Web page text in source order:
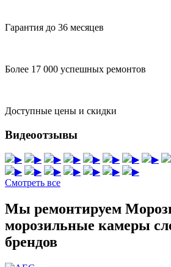
Гарантия до 36 месяцев
Более 17 000 успешных ремонтов
Доступные цены и скидки
Видеоотзывы
▶ ▶ ▶ ▶ ▶ ▶ ▶ ▶
▶
▶ ▶ ▶ ▶ ▶
▶
Смотреть все
Мы ремонтируем
морозильные камеры
брендов